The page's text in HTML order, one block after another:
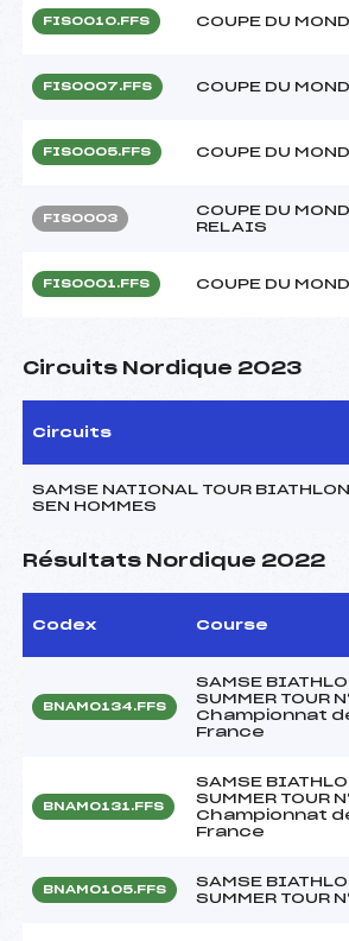
FIS0010.FFS COUPE DU
FIS0007.FFS COUPE DU
FIS0005.FFS COUPE DU
FIS0003
COUPE DU
RELAIS
FIS0001.FFS COUPE DU
Circuits Nordique 2023
Circuits
SAMSE NATIONAL TOUR
SEN HOMMES
Résultats Nordique 2022
Codex Course
BNAM0134.FFS
SAMSE
SUMMER TOUR
Championnat
France
BNAM0131.FFS
SAMSE
SUMMER TOUR
Championnat
France
BNAM0105.FFS
SAMSE
SUMMER TOUR